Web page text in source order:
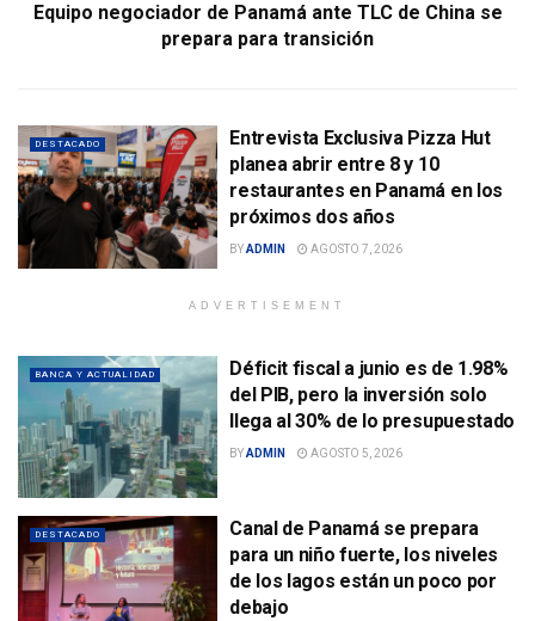
Equipo negociador de Panamá ante TLC de China se
prepara para transición
DESTACADO
Entrevista Exclusiva Pizza Hut
planea abrir entre 8 y 10
restaurantes en Panamá en los
próximos dos años
BYADMIN AGOSTO 7, 2026
ADVERTISEMENT
BANCA Y ACTUALIDAD
Déficit fiscal a junio es de 1.98%
del PIB, pero la inversión solo
llega al 30% de lo presupuestado
BYADMIN AGOSTO 5, 2026
DESTACADO
Canal de Panamá se prepara
para un niño fuerte, los niveles
de los lagos están un poco por
debajo